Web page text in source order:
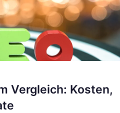
Vergleich: Kosten,